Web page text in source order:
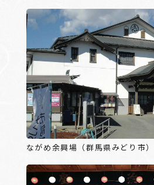
ながめ余興場（群馬県みどり市）